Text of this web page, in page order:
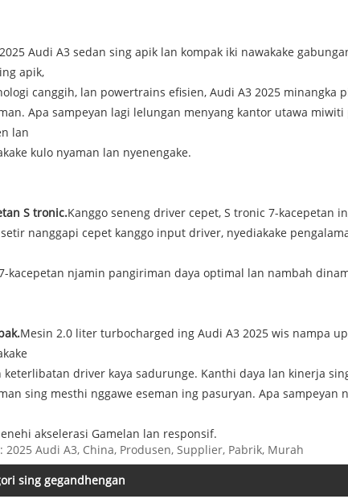
2025 Audi A3 sedan sing apik lan kompak iki nawakake
apik,
canggih, lan powertrains efisien, Audi A3 2025
Apa sampeyan lagi lelungan menyang kantor utawa
lan
kulo nyaman lan nyenengake.
S tronic.Kanggo seneng driver cepet, S tronic 7-kacepetan
nanggapi cepet kanggo input driver, nyediakake
kacepetan njamin pangiriman daya optimal lan nambah
Mesin 2.0 liter turbocharged ing Audi A3 2025 wis nampa
keterlibatan driver kaya sadurunge. Kanthi daya lan kinerja
sing mesthi nggawe eseman ing pasuryan. Apa
akselerasi Gamelan lan responsif.
2025 Audi A3, China, Produsen, Supplier, Pabrik, Murah
sing gegandhengan